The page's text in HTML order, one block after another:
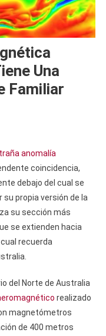
Una
Familiar
anomalía
coincidencia,
debajo del cual se
propia versión de la
su sección más
se extienden hacia
recuerda
del Norte de Australia
realizado
magnetómetros
de 400 metros